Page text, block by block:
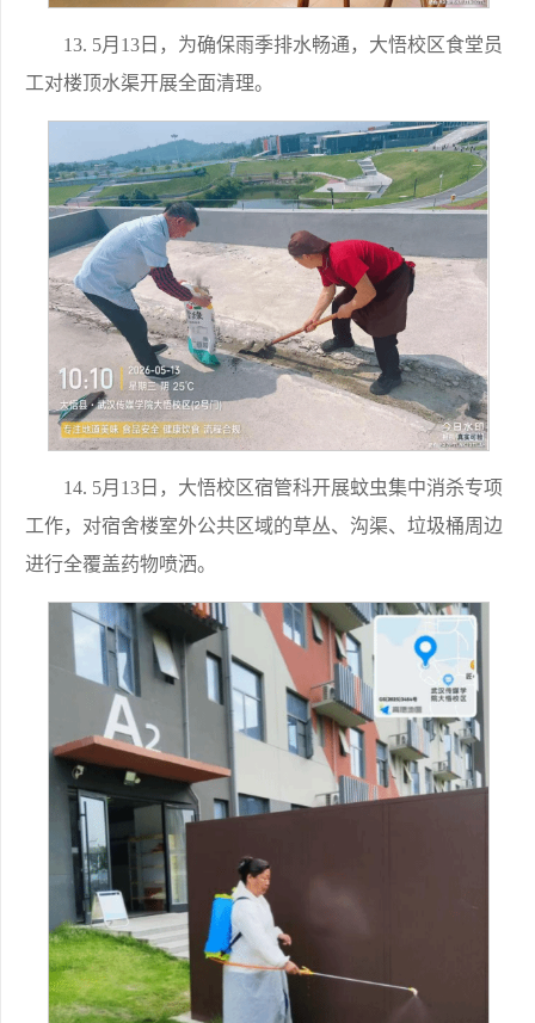
13. 5月13日，为确保雨季排水畅通，大悟校区食堂员
工对楼顶水渠开展全面清理。
14. 5月13日，大悟校区宿管科开展蚊虫集中消杀专项
工作，对宿舍楼室外公共区域的草丛、沟渠、垃圾桶周边
进行全覆盖药物喷洒。